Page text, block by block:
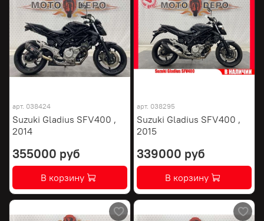
арт. 038424
Suzuki Gladius SFV400 ,
2014
355000 руб
В корзину
арт. 038295
Suzuki Gladius SFV400 ,
2015
339000 руб
В корзину